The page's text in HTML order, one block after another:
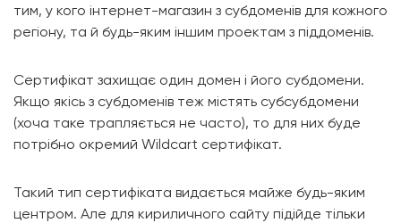
тим, у кого інтернет-магазин з субдоменів для кожного
регіону, та й будь-яким іншим проектам з піддоменів.
Сертифікат захищає один домен і його субдомени.
Якщо якісь з субдоменів теж містять субсубдомени
(хоча таке трапляється не часто), то для них буде
потрібно окремий Wildcart сертифікат.
Такий тип сертифіката видається майже будь-яким
центром. Але для кириличного сайту підійде тільки